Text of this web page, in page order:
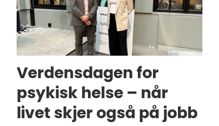
Verdensdagen for
psykisk helse – når
livet skjer også på jobb